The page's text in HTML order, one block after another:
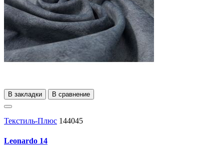
В закладки В сравнение
Текстиль-Плюс 144045
Leonardo 14